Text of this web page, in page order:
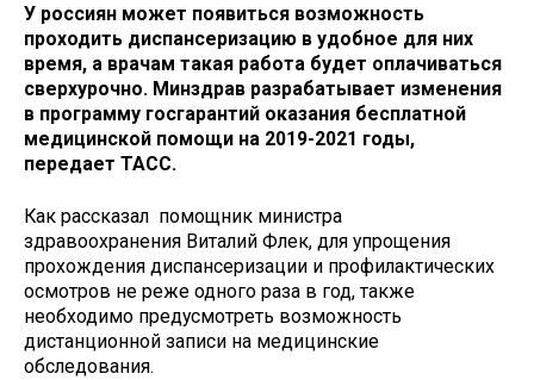
У россиян может появиться возможность
проходить диспансеризацию в удобное для них
время, а врачам такая работа будет оплачиваться
сверхурочно. Минздрав разрабатывает изменения
в программу госгарантий оказания бесплатной
медицинской помощи на 2019-2021 годы,
передает ТАСС.
Как рассказал помощник министра
здравоохранения Виталий Флек, для упрощения
прохождения диспансеризации и профилактических
осмотров не реже одного раза в год, также
необходимо предусмотреть возможность
дистанционной записи на медицинские
обследования.